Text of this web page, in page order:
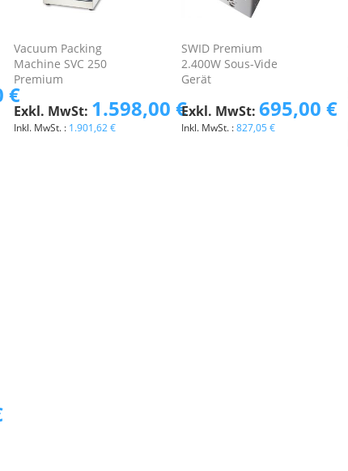
€
Vacuum Packing
Machine SVC 250
Premium
1.901,62 €
1.598,00 €
SWID Premium
2.400W Sous-Vide
Gerät
827,05 €
695,00 €